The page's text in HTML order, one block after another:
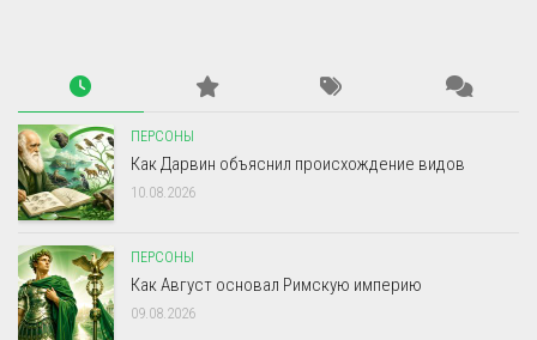
ПЕРСОНЫ
Как Дарвин объяснил происхождение видов
10.08.2026
ПЕРСОНЫ
Как Август основал Римскую империю
09.08.2026